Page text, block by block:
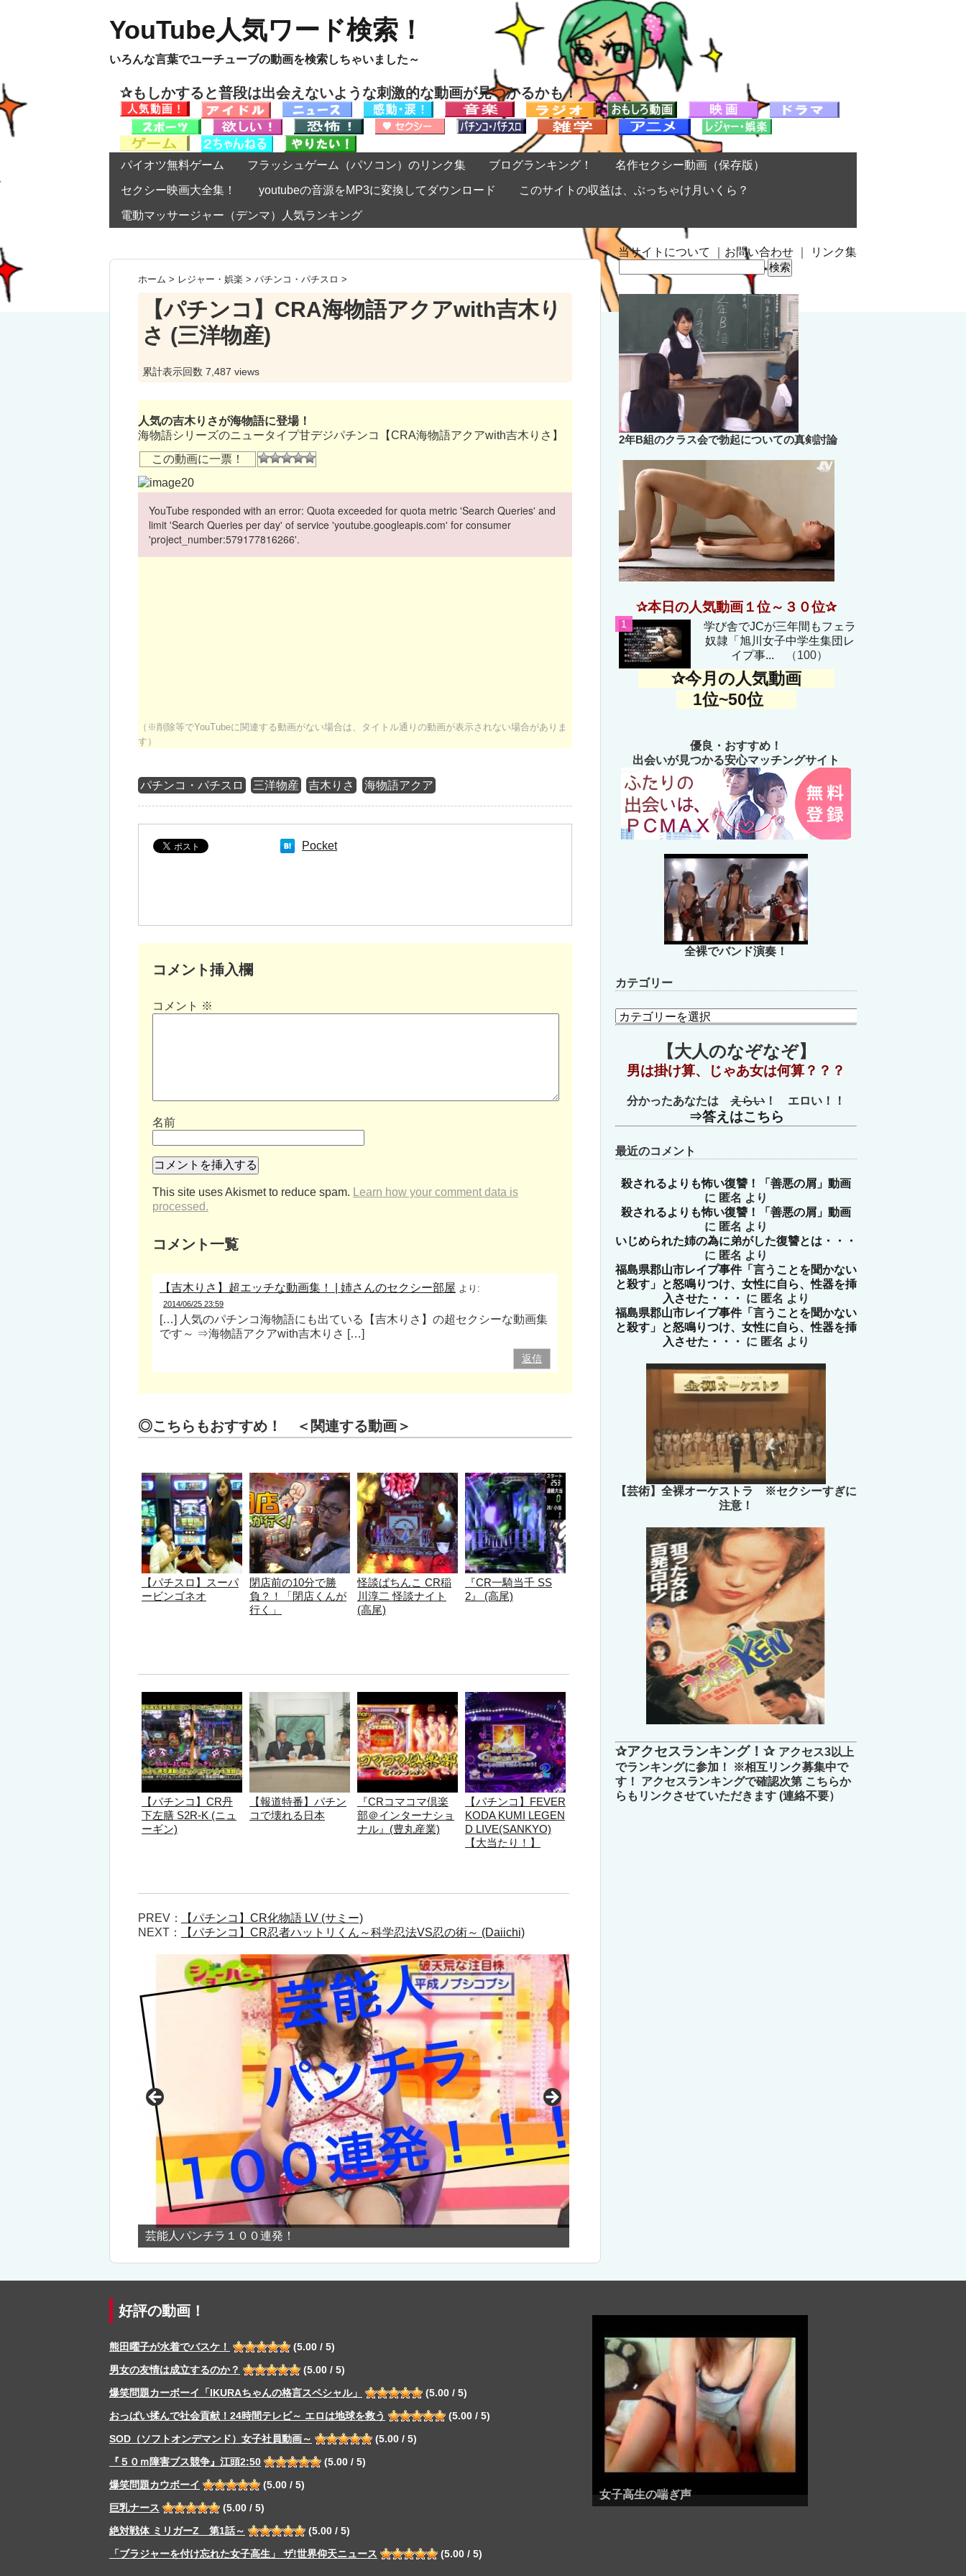
YouTube人気ワード検索！
いろんな言葉でユーチューブの動画を検索しちゃいました～
✰もしかすると普段は出会えないような刺激的な動画が見つかるかも！
パイオツ無料ゲーム フラッシュゲーム（パソコン）のリンク集 ブログランキング！ 名作セクシー動画（保存版）
セクシー映画大全集！ youtubeの音源をMP3に変換してダウンロード このサイトの収益は、ぶっちゃけ月いくら？
電動マッサージャー（デンマ）人気ランキング
当サイトについて お問い合わせ リンク集
ホーム > レジャー・娯楽 > パチンコ・パチスロ >
【パチンコ】CRA海物語アクアwith吉木り
さ (三洋物産)
累計表示回数 7,487 views
人気の吉木りさが海物語に登場！
海物語シリーズのニュータイプ甘デジパチンコ【CRA海物語アクアwith吉木りさ】
この動画に一票！
YouTube responded with an error: Quota exceeded for quota metric 'Search Queries' and
limit 'Search Queries per day' of service 'youtube.googleapis.com' for consumer
'project_number:579177816266'.
（※削除等でYouTubeに関連する動画がない場合は、タイトル通りの動画が表示されない場合がありま
す）
パチンコ・パチスロ 三洋物産 吉木りさ 海物語アクア
Pocket
コメント挿入欄
コメント ※
名前
This site uses Akismet to reduce spam.
Learn how your comment data is
processed.
コメント一覧
【吉木りさ】超エッチな動画集！ | 姉さんのセクシー部屋 より:
2014/06/25 23:59
[…] 人気のパチンコ海物語にも出ている【吉木りさ】の超セクシーな動画集
です～ ⇒海物語アクアwith吉木りさ […]
返信
◎こちらもおすすめ！ ＜関連する動画＞
【パチスロ】スーパ
ービンゴネオ
閉店前の10分で勝
負？！「閉店くんが
行く」
怪談ぱちんこ CR稲
川淳二 怪談ナイト
(高尾)
『CR一騎当千 SS
2』 (高尾)
【パチンコ】CR丹
下左膳 S2R-K (ニュ
ーギン)
【報道特番】パチン
コで壊れる日本
『CRコマコマ倶楽
部＠インターナショ
ナル』(豊丸産業)
【パチンコ】FEVER
KODA KUMI LEGEN
D LIVE(SANKYO)
【大当たり！】
PREV：
【パチンコ】CR化物語 LV (サミー)
NEXT：
【パチンコ】CR忍者ハットリくん～科学忍法VS忍の術～ (Daiichi)
検
索:
2年B組のクラス会で勃起についての真剣討論
✰本日の人気動画１位～３０位✰
学び舎でJCが三年間もフェラ
奴隷「旭川女子中学生集団レ
イプ事... （100）
✰今月の人気動画
1位~50位
優良・おすすめ！
出会いが見つかる安心マッチングサイト
全裸でバンド演奏！
カテゴリー
カ
テ
【大人のなぞなぞ】
男は掛け算、じゃあ女は何算？？？
分かったあなたは えらい ！ エロい！！
⇒答えはこちら
最近のコメント
殺されるよりも怖い復讐！「善悪の屑」動画
に 匿名 より
殺されるよりも怖い復讐！「善悪の屑」動画
に 匿名 より
いじめられた姉の為に弟がした復讐とは・・・
に 匿名 より
福島県郡山市レイプ事件「言うことを聞かない
と殺す」と怒鳴りつけ、女性に自ら、性器を挿
入させた・・・
に 匿名 より
福島県郡山市レイプ事件「言うことを聞かない
と殺す」と怒鳴りつけ、女性に自ら、性器を挿
入させた・・・
に 匿名 より
【芸術】全裸オーケストラ ※セクシーすぎに
注意！
✰アクセスランキング！✰ アクセス3以上
でランキングに参加！ ※相互リンク募集中で
す！ アクセスランキングで確認次第 こちらか
らもリンクさせていただきます (連絡不要）
好評の動画！
熊田曜子が水着でバスケ！
(5.00 / 5)
男女の友情は成立するのか？
(5.00 / 5)
爆笑問題カーボーイ「IKURAちゃんの格言スペシャル」
(5.00 / 5)
おっぱい揉んで社会貢献！24時間テレビ～ エロは地球を救う
(5.00 / 5)
SOD（ソフトオンデマンド）女子社員動画～
(5.00 / 5)
『５０ｍ障害ブス競争』江頭2:50
(5.00 / 5)
爆笑問題カウボーイ
(5.00 / 5)
巨乳ナース
(5.00 / 5)
絶対戦体 ミリガーZ 第1話～
(5.00 / 5)
「ブラジャーを付け忘れた女子高生」 ザ!世界仰天ニュース
(5.00 / 5)
女子高生の喘ぎ声